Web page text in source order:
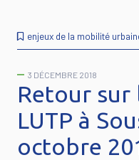
enjeux de la mobilité
3 DÉCEMBRE 2018
Retour
LUTP à
octobre